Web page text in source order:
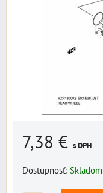
7,38 € s DPH
Dostupnosť: Skladom